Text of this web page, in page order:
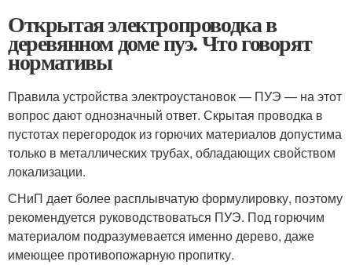
Открытая электропроводка в
деревянном доме пуэ. Что говорят
нормативы
Правила устройства электроустановок — ПУЭ — на этот
вопрос дают однозначный ответ. Скрытая проводка в
пустотах перегородок из горючих материалов допустима
только в металлических трубах, обладающих свойством
локализации.
СНиП дает более расплывчатую формулировку, поэтому
рекомендуется руководствоваться ПУЭ. Под горючим
материалом подразумевается именно дерево, даже
имеющее противопожарную пропитку.